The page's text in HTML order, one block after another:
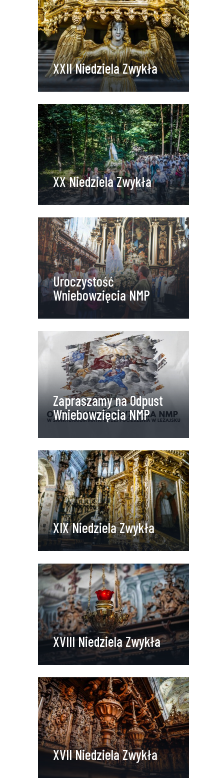
XXII Niedziela Zwykła
XX Niedziela Zwykła
Uroczystość
Wniebowzięcia NMP
Zapraszamy na Odpust
Wniebowzięcia NMP
XIX Niedziela Zwykła
XVIII Niedziela Zwykła
XVII Niedziela Zwykła